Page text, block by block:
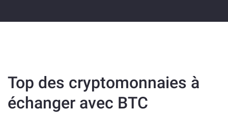
Top des cryptomonnaies à
échanger avec BTC